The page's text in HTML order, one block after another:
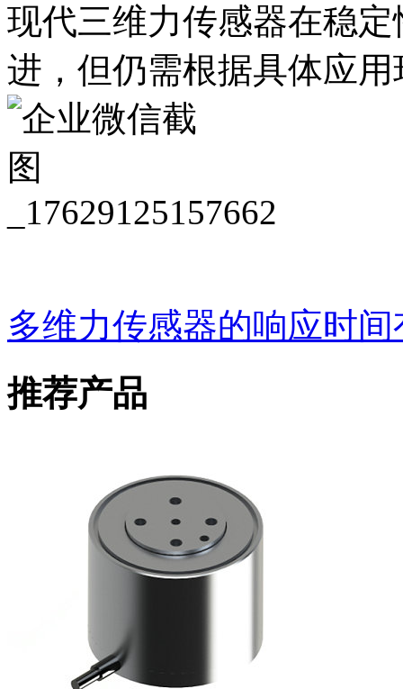
现代三维力传感器在稳
进，但仍需根据具体应
多维力传感器的响应时
推荐产品